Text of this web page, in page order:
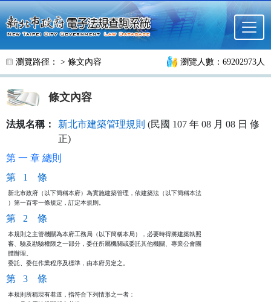
跳至主要內容
瀏覽路徑： > 條文內容 瀏覽人數：69202973人
條文內容
法規名稱： 新北市建築管理規則 (民國 107 年 08 月 08 日 修
正)
第 一 章 總則
第 1 條
新北市政府（以下簡稱本府）為實施建築管理，依建築法（以下簡稱本法
）第一百零一條規定，訂定本規則。
第 2 條
本規則之主管機關為本府工務局（以下簡稱本局），必要時得將建築執照
審、驗及勘驗權限之一部分，委任所屬機關或委託其他機關、專業公會團
體辦理。
委託、委任作業程序及標準，由本府另定之。
第 3 條
本規則所稱現有巷道，指符合下列情形之一者：